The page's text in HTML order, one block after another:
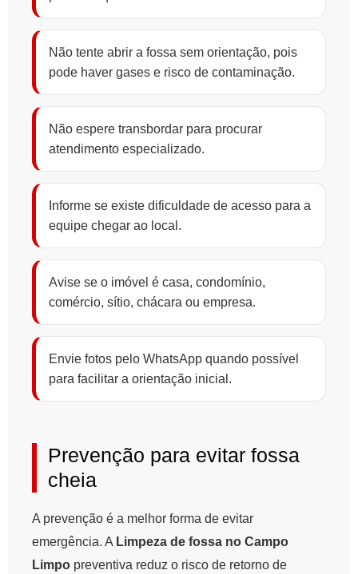
Não tente abrir a fossa sem orientação, pois
pode haver gases e risco de contaminação.
Não espere transbordar para procurar
atendimento especializado.
Informe se existe dificuldade de acesso para a
equipe chegar ao local.
Avise se o imóvel é casa, condomínio,
comércio, sítio, chácara ou empresa.
Envie fotos pelo WhatsApp quando possível
para facilitar a orientação inicial.
Prevenção para evitar fossa
cheia
A prevenção é a melhor forma de evitar
emergência. A Limpeza de fossa no Campo
Limpo preventiva reduz o risco de retorno de